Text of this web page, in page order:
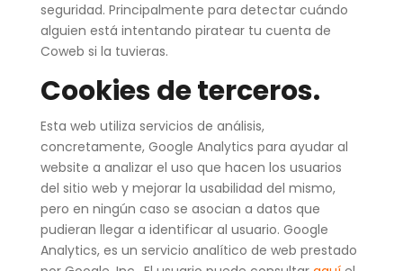
seguridad. Principalmente para detectar cuándo
alguien está intentando piratear tu cuenta de
Coweb si la tuvieras.
Cookies de terceros.
Esta web utiliza servicios de análisis,
concretamente, Google Analytics para ayudar al
website a analizar el uso que hacen los usuarios
del sitio web y mejorar la usabilidad del mismo,
pero en ningún caso se asocian a datos que
pudieran llegar a identificar al usuario. Google
Analytics, es un servicio analítico de web prestado